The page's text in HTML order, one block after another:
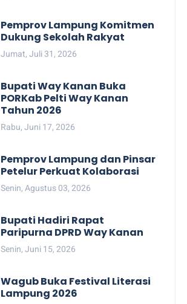
Pemprov Lampung Komitmen
Dukung Sekolah Rakyat
Jumat, Juli 31, 2026
Bupati Way Kanan Buka
PORKab Pelti Way Kanan
Tahun 2026
Rabu, Juni 17, 2026
Pemprov Lampung dan Pinsar
Petelur Perkuat Kolaborasi
Senin, Agustus 03, 2026
Bupati Hadiri Rapat
Paripurna DPRD Way Kanan
Senin, Juni 15, 2026
Wagub Buka Festival Literasi
Lampung 2026